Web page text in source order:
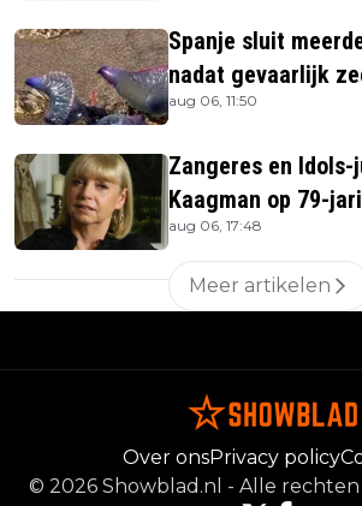
Spanje sluit
nadat gevaarlijk
aug 06, 11:50
Zangeres en
Kaagman op 79-
overleden
aug 06, 17:48
Meer artikelen
Over onsPrivacy policy
© 2026 Showblad.nl - Alle